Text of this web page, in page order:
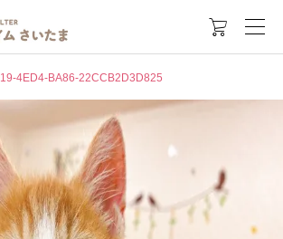

4ED4-BA86-22CCB2D3D825